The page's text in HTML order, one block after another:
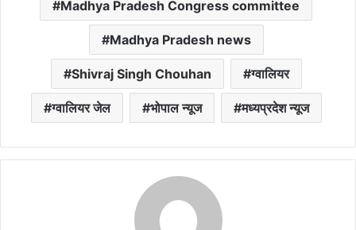
Madhya Pradesh Congress committee
Madhya Pradesh news
Shivraj Singh Chouhan ग्वालियर
ग्वालियर जेल भोपाल न्यूज मध्यप्रदेश न्यूज